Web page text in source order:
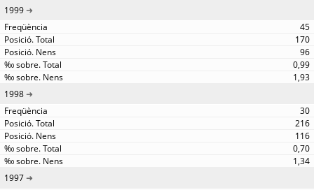
1999
45
170
96
0,99
1,93
1998
30
216
116
0,70
1,34
1997